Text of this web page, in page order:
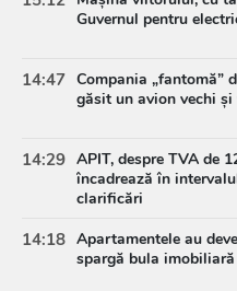
Guvernul pentru
14:47 Compania „fantomă”
găsit un avion vechi
14:29 APIT, despre TVA de
încadrează în
clarificări
14:18 Apartamentele au
spargă bula imobiliară